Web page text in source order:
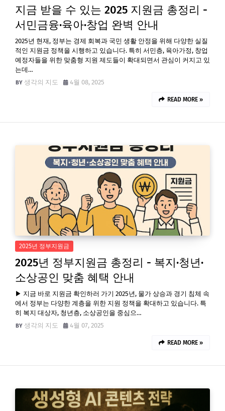
지금 받을 수 있는 2025 지원금 총정리 -
서민금융·육아·창업 완벽 안내
2025년 현재, 정부는 경제 회복과 국민 생활 안정을 위해 다양한 실질
적인 지원금 정책을 시행하고 있습니다. 특히 서민층, 육아가정, 창업
예정자들을 위한 맞춤형 지원 제도들이 확대되면서 관심이 커지고 있
는데…
생각의 지도
4월 08, 2025
READ MORE »
2025년 정부지원금
2025년 정부지원금 총정리 - 복지·청년·
소상공인 맞춤 혜택 안내
▶ 지금 바로 지원금 확인하러 가기 2025년, 물가 상승과 경기 침체 속
에서 정부는 다양한 계층을 위한 지원 정책을 확대하고 있습니다. 특
히 복지 대상자, 청년층, 소상공인을 중심으…
생각의 지도
4월 07, 2025
READ MORE »